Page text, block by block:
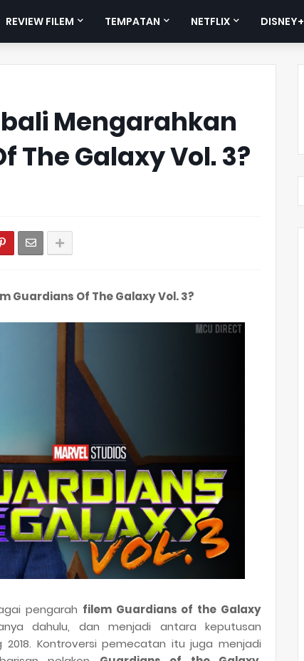
REVIEW FILEM TEMPATAN NETFLIX DISNEY+
Mengarahkan
The Galaxy Vol. 3?
Guardians Of The Galaxy Vol. 3?
pengarah filem Guardians of the Galaxy
dahulu, dan menjadi antara keputusan
Kontroversi pemecatan itu juga menjadi